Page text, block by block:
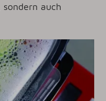
auch